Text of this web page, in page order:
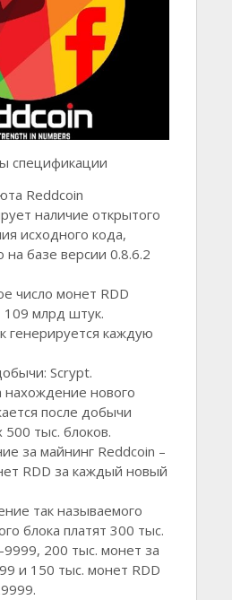
спецификации
Reddcoin
наличие открытого
исходного кода,
на базе версии 0.8.6.2
число монет RDD
109 млрд штук.
генерируется каждую
Scrypt.
нахождение нового
после добычи
тыс. блоков.
за майнинг Reddcoin –
RDD за каждый новый
так называемого
блока платят 300 тыс.
200 тыс. монет за
и 150 тыс. монет RDD